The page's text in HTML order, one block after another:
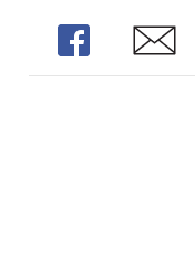
Share Share